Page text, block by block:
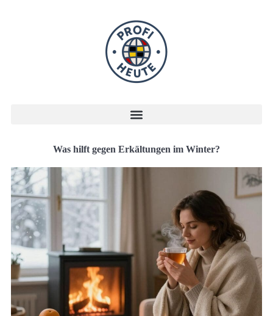
Was hilft gegen Erkältungen im Winter?